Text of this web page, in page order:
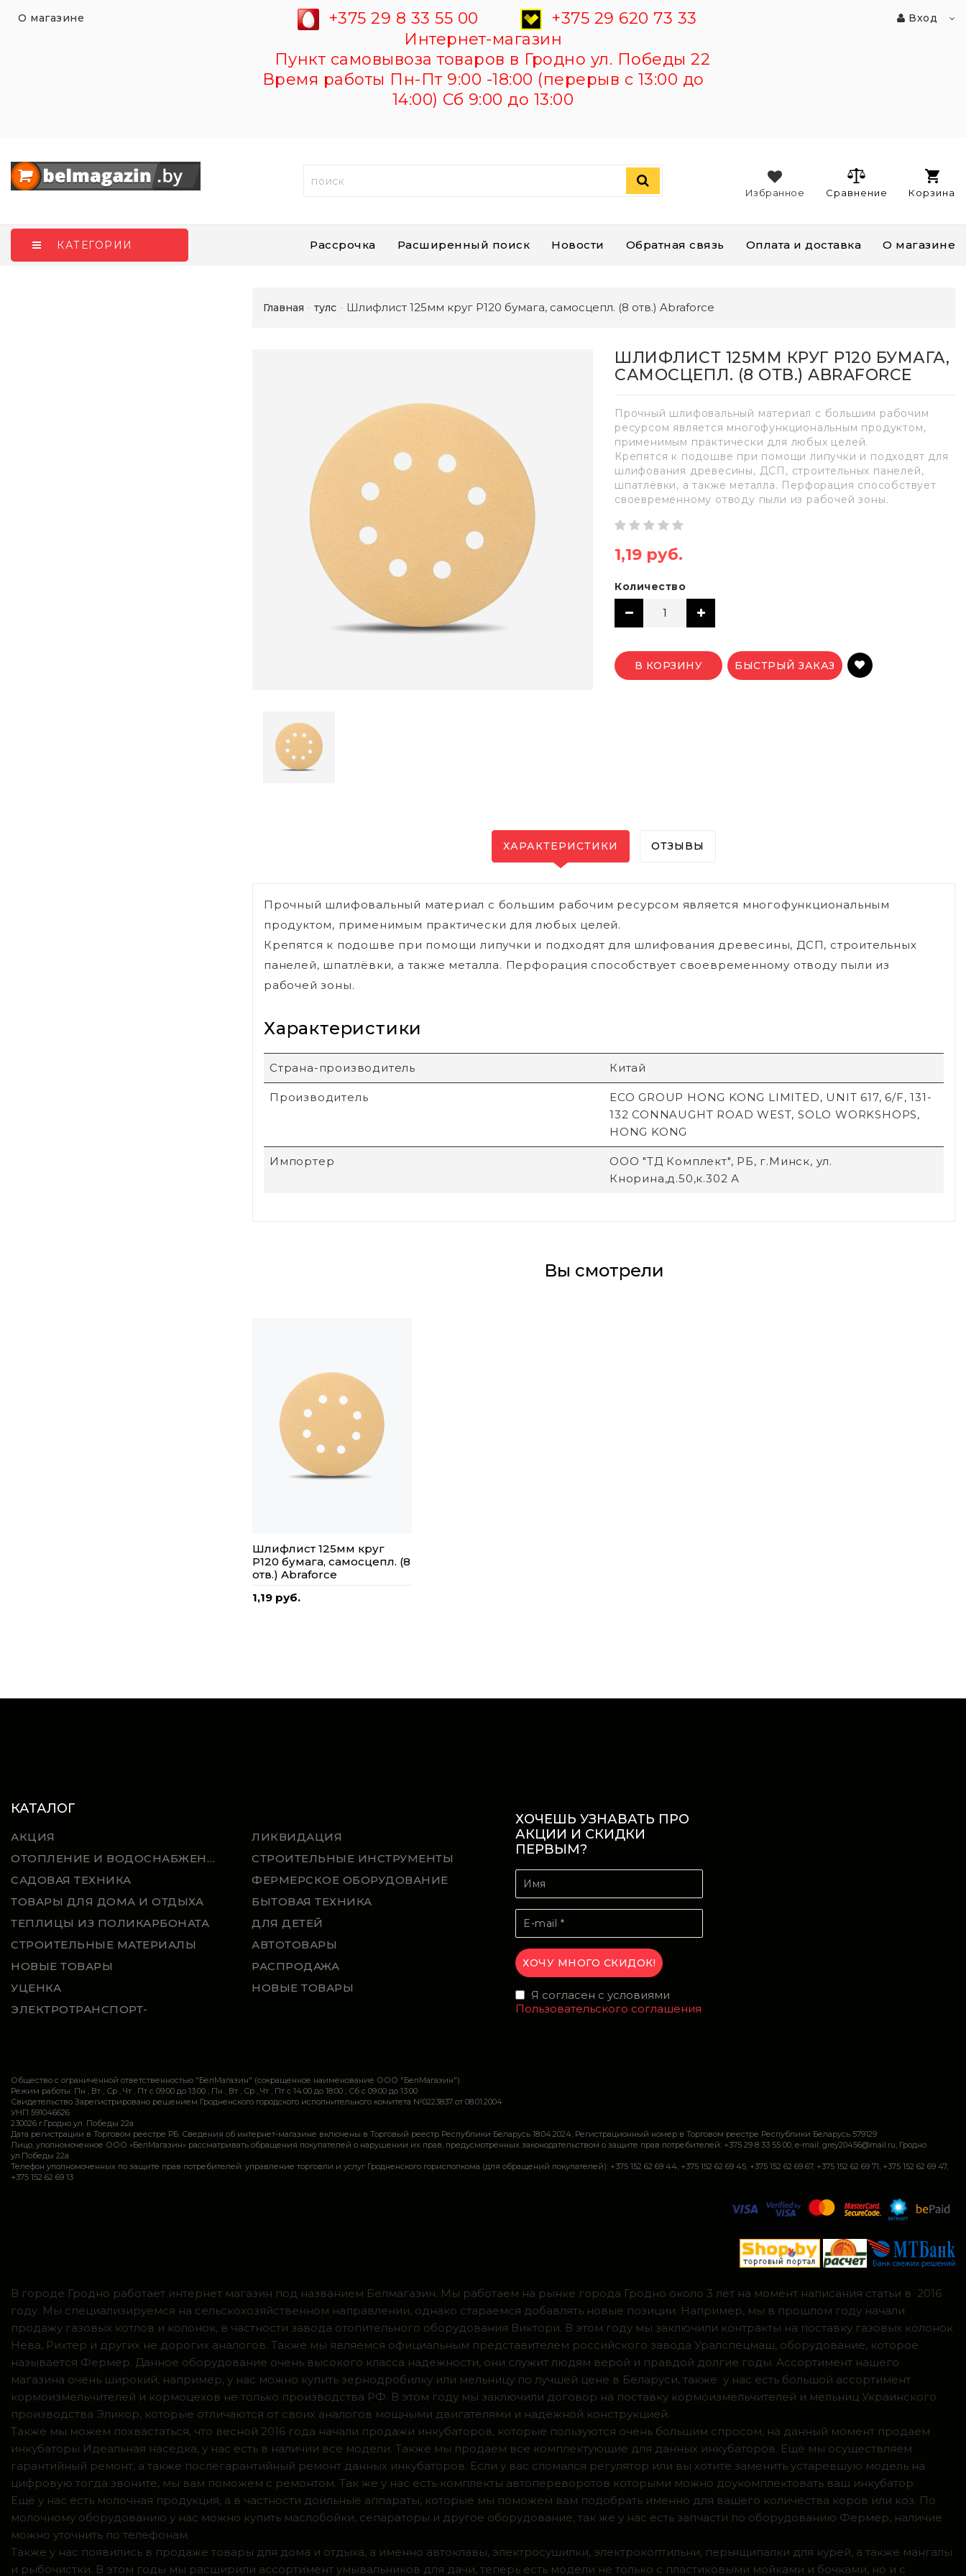
О магазине +375 29 8 33 55 00
+375 29 620 73 33
Интернет-магазин
Пункт самовывоза товаров в Гродно ул. Победы 22
Время работы Пн-Пт 9:00 -18:00 (перерыв с 13:00 до
14:00) Сб 9:00 до 13:00
Вход
Корзина
Сравнение
Избранное
КАТЕГОРИИ Рассрочка Расширенный поиск Новости Обратная связь Оплата и доставка О магазине
Главная тулс Шлифлист 125мм круг P120 бумага, самосцепл. (8 отв.) Abraforce
ШЛИФЛИСТ 125ММ КРУГ P120 БУМАГА,
САМОСЦЕПЛ. (8 ОТВ.) ABRAFORCE
Прочный шлифовальный материал с большим рабочим
ресурсом является многофункциональным продуктом,
применимым практически для любых целей.
Крепятся к подошве при помощи липучки и подходят для
шлифования древесины, ДСП, строительных панелей,
шпатлёвки, а также металла. Перфорация способствует
своевременному отводу пыли из рабочей зоны.
1,19 руб.
Количество
В КОРЗИНУ БЫСТРЫЙ ЗАКАЗ
ХАРАКТЕРИСТИКИ ОТЗЫВЫ
Прочный шлифовальный материал с большим рабочим ресурсом является многофункциональным
продуктом, применимым практически для любых целей.
Крепятся к подошве при помощи липучки и подходят для шлифования древесины, ДСП, строительных
панелей, шпатлёвки, а также металла. Перфорация способствует своевременному отводу пыли из
рабочей зоны.
Характеристики
Страна-производитель Китай
Производитель
ECO GROUP HONG KONG LIMITED, UNIT 617, 6/F, 131-
132 CONNAUGHT ROAD WEST, SOLO WORKSHOPS,
HONG KONG
Импортер
ООО "ТД Комплект", РБ, г.Минск, ул.
Кнорина,д.50,к.302 А
Вы смотрели
Шлифлист 125мм круг
P120 бумага, самосцепл. (8
отв.) Abraforce
1,19 руб.
КАТАЛОГ
АКЦИЯ
ЛИКВИДАЦИЯ
ОТОПЛЕНИЕ И ВОДОСНАБЖЕНИЕ
СТРОИТЕЛЬНЫЕ ИНСТРУМЕНТЫ
САДОВАЯ ТЕХНИКА
ФЕРМЕРСКОЕ ОБОРУДОВАНИЕ
ТОВАРЫ ДЛЯ ДОМА И ОТДЫХА
БЫТОВАЯ ТЕХНИКА
ТЕПЛИЦЫ ИЗ ПОЛИКАРБОНАТА
ДЛЯ ДЕТЕЙ
СТРОИТЕЛЬНЫЕ МАТЕРИАЛЫ
АВТОТОВАРЫ
НОВЫЕ ТОВАРЫ
РАСПРОДАЖА
УЦЕНКА
НОВЫЕ ТОВАРЫ
ЭЛЕКТРОТРАНСПОРТ-
ХОЧЕШЬ УЗНАВАТЬ ПРО
АКЦИИ И СКИДКИ
ПЕРВЫМ?
Я согласен с условиями
Пользовательского соглашения
Общество с ограниченной ответственностью "БелМагазин" (сокращенное наименование ООО "БелМагазин")
Режим работы: Пн , Вт , Ср , Чт , Пт c 09:00 до 13:00 ; Пн , Вт , Ср , Чт , Пт c 14:00 до 18:00 ; Сб c 09:00 до 13:00
Свидетельство Зарегистрировано решением Гродненского городского исполнительного комитета №0223837 от 08.01.2004
УНП 591046626
230026 г.Гродно ул. Победы 22а
Дата регистрации в Торговом реестре РБ: Сведения об интернет-магазине включены в Торговый реестр Республики Беларусь 18.04.2024, Регистрационный номер в Торговом реестре Республики Беларусь 579129
Лицо, уполномоченное ООО «БелМагазин» рассматривать обращения покупателей о нарушении их прав, предусмотренных законодательством о защите прав потребителей: +375 29 8 33 55 00, e-mail: grey20456@mail.ru, Гродно
ул.Победы 22а
Телефон уполномоченных по защите прав потребителей: управление торговли и услуг Гродненского горисполкома (для обращений покупателей): +375 152 62 69 44, +375 152 62 69 45, +375 152 62 69 67, +375 152 62 69 71, +375 152 62 69 47,
+375 152 62 69 13
В городе Гродно работает интернет магазин под названием Белмагазин. Мы работаем на рынке города Гродно около 3 лет на момент написания статьи в 2016
году. Мы специализируемся на сельскохозяйственном направлении, однако стараемся добавлять новые позиции. Например, мы в прошлом году начали
продажу газовых котлов и колонок, в частности завода отопительного оборудования Виктори. В этом году мы заключили контракты на поставку газовых колонок
Нева, Рихтер и других не дорогих аналогов. Также мы являемся официальным представителем российского завода Уралспецмаш, оборудование, которое
называется Фермер. Данное оборудование очень высокого класса надежности, они служит людям верой и правдой долгие годы. Ассортимент нашего
магазина очень широкий, например, у нас можно купить зернодробилку или мельницу по лучшей цене в Беларуси, также у нас есть большой ассортимент
кормоизмельчителей и кормоцехов не только производства РФ. В этом году мы заключили договор на поставку кормоизмельчителей и мельниц Украинского
производства Эликор, которые отличаются от своих аналогов мощными двигателями и надежной конструкцией.
Также мы можем похвастаться, что весной 2016 года начали продажи инкубаторов, которые пользуются очень большим спросом, на данный момент продаем
инкубаторы Идеальная наседка, у нас есть в наличии все модели. Также мы продаем все комплектующие для данных инкубаторов. Ещё мы осуществляем
гарантийный ремонт, а также послегарантийный ремонт данных инкубаторов. Если у вас сломался регулятор или вы хотите заменить устаревшую модель на
цифровую тогда звоните, мы вам поможем с ремонтом. Так же у нас есть комплекты автопереворотов которыми можно доукомплектовать ваш инкубатор.
Ещё у нас есть молочная продукция, а в частности доильные аппараты, которые мы поможем вам подобрать именно для вашего количества коров или коз. По
молочному оборудованию у нас можно купить маслобойки, сепараторы и другое оборудование, так же у нас есть запчасти по оборудованию Фермер, наличие
можно уточнить по телефонам.
Также у нас появились в продаже товары для дома и отдыха, а именно автоклавы, электросушилки, электрокоптильни, перьящипалки для курей, а также мангалы
и рыбочистки. В этом годы мы расширили ассортимент умывальников для дачи, теперь есть модели не только с пластиковыми мойками и бочками, но и с